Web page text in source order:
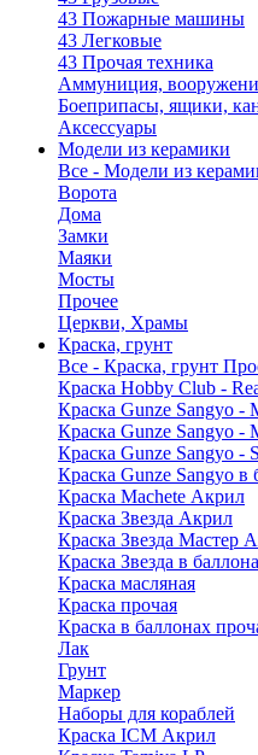
43 Пожарные машины
43 Легковые
43 Прочая техника
Аммуниция,
Боеприпасы, ящики,
Аксессуары
Модели из керамики
Все - Модели из
Ворота
Дома
Замки
Маяки
Мосты
Прочее
Церкви, Храмы
Краска, грунт
Все - Краска, грунт
Краска Hobby Club -
Краска Gunze Sangyo -
Краска Gunze Sangyo -
Краска Gunze Sangyo -
Краска Gunze Sangyo в
Краска Machete Акрил
Краска Звезда Акрил
Краска Звезда Мастер
Краска Звезда в
Краска масляная
Краска прочая
Краска в баллонах
Лак
Грунт
Маркер
Наборы для кораблей
Краска ICM Акрил